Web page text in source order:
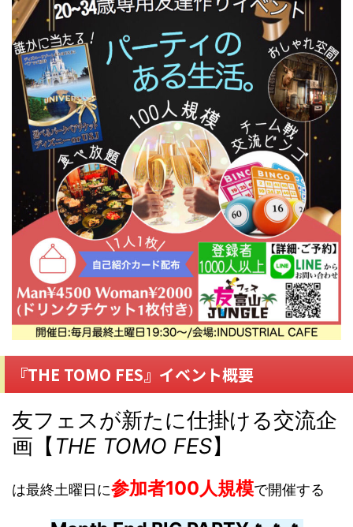
『THE TOMO FES』イベント概要
友フェスが新たに仕掛ける交流企
画【THE TOMO FES】
は最終土曜日に参加者100人規模で開催する